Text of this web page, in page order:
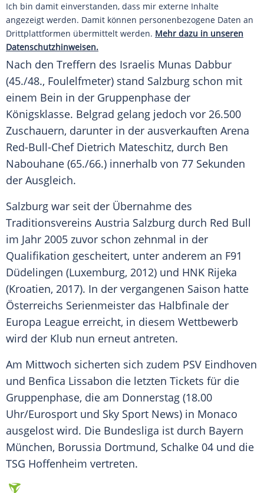
Ich bin damit einverstanden, dass mir externe Inhalte
angezeigt werden. Damit können personenbezogene Daten an
Drittplattformen übermittelt werden. Mehr dazu in unseren
Datenschutzhinweisen.
Nach den Treffern des Israelis Munas Dabbur
(45./48., Foulelfmeter) stand Salzburg schon mit
einem Bein in der Gruppenphase der
Königsklasse. Belgrad gelang jedoch vor 26.500
Zuschauern, darunter in der ausverkauften Arena
Red-Bull-Chef Dietrich Mateschitz, durch Ben
Nabouhane (65./66.) innerhalb von 77 Sekunden
der Ausgleich.
Salzburg war seit der Übernahme des
Traditionsvereins Austria Salzburg durch Red Bull
im Jahr 2005 zuvor schon zehnmal in der
Qualifikation gescheitert, unter anderem an F91
Düdelingen (Luxemburg, 2012) und HNK Rijeka
(Kroatien, 2017). In der vergangenen Saison hatte
Österreichs Serienmeister das Halbfinale der
Europa League erreicht, in diesem Wettbewerb
wird der Klub nun erneut antreten.
Am Mittwoch sicherten sich zudem PSV Eindhoven
und Benfica Lissabon die letzten Tickets für die
Gruppenphase, die am Donnerstag (18.00
Uhr/Eurosport und Sky Sport News) in Monaco
ausgelost wird. Die Bundesliga ist durch Bayern
München, Borussia Dortmund, Schalke 04 und die
TSG Hoffenheim vertreten.